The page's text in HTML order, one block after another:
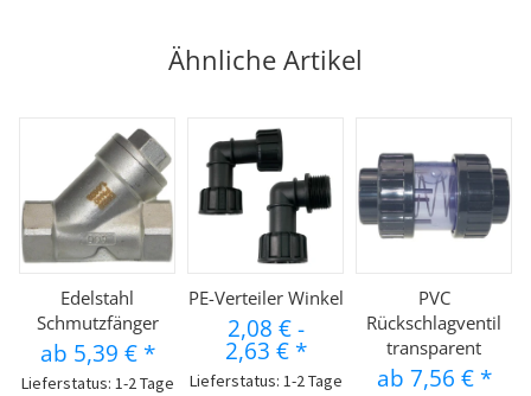
Ähnliche Artikel
Edelstahl
Schmutzfänger
ab 5,39 € *
Lieferstatus: 1-2 Tage
PE-Verteiler Winkel
2,08 €-
2,63 € *
Lieferstatus: 1-2 Tage
PVC
Rückschlagventil
transparent
ab 7,56 € *